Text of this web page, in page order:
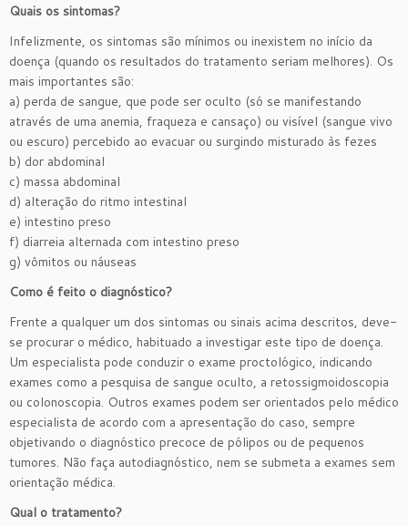
Quais os sintomas?
Infelizmente, os sintomas são mínimos ou inexistem no início da
doença (quando os resultados do tratamento seriam melhores). Os
mais importantes são:
a) perda de sangue, que pode ser oculto (só se manifestando
através de uma anemia, fraqueza e cansaço) ou visível (sangue vivo
ou escuro) percebido ao evacuar ou surgindo misturado às fezes
b) dor abdominal
c) massa abdominal
d) alteração do ritmo intestinal
e) intestino preso
f) diarreia alternada com intestino preso
g) vômitos ou náuseas
Como é feito o diagnóstico?
Frente a qualquer um dos sintomas ou sinais acima descritos, deve-
se procurar o médico, habituado a investigar este tipo de doença.
Um especialista pode conduzir o exame proctológico, indicando
exames como a pesquisa de sangue oculto, a retossigmoidoscopia
ou colonoscopia. Outros exames podem ser orientados pelo médico
especialista de acordo com a apresentação do caso, sempre
objetivando o diagnóstico precoce de pólipos ou de pequenos
tumores. Não faça autodiagnóstico, nem se submeta a exames sem
orientação médica.
Qual o tratamento?